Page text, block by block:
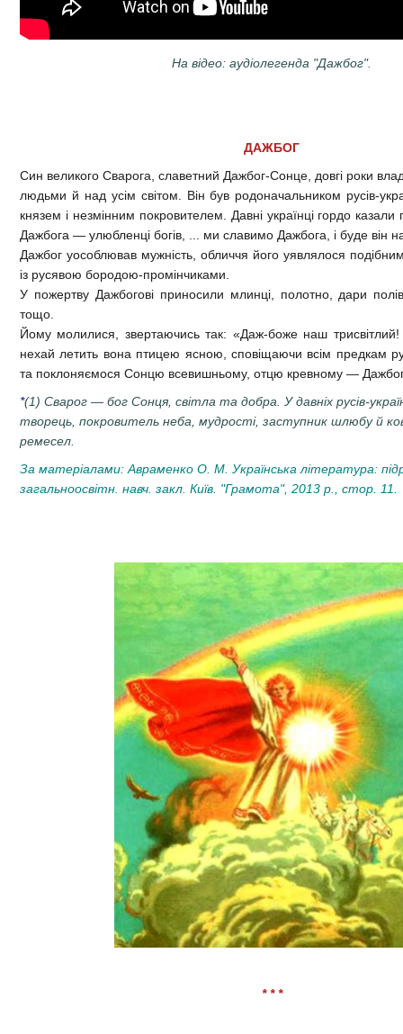
На відео: аудіолегенда "Дажбог".
ДАЖБОГ
Син великого Сварога, славетний Дажбог-Сонце, довгі роки
людьми й над усім світом. Він був родоначальником русів-
князем і незмінним покровителем. Давні українці гордо
Дажбога — улюбленці богів, ... ми славимо Дажбога, і буде він
Дажбог уособлював мужність, обличчя його уявлялося
із русявою бородою-промінчиками.
У пожертву Дажбогові приносили млинці, полотно, дари полів
тощо.
Йому молилися, звертаючись так: «Даж-боже наш трисвітлий!
нехай летить вона птицею ясною, сповіщаючи всім предкам
та поклоняємося Сонцю всевишньому, отцю кревному —
*(1) Сварог — бог Сонця, світла та добра. У давніх русів-
творець, покровитель неба, мудрості, заступник шлюбу й
ремесел.
За матеріалами: Авраменко О. М. Українська література:
загальноосвітн. навч. закл. Київ. "Грамота", 2013 р., стор. 11.
* * *